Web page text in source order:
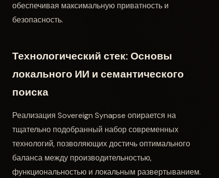
обеспечивая максимальную приватность и
безопасность.
Технологический стек: Основы
локального ИИ и семантического
поиска
Реализация Sovereign Synapse опирается на
тщательно подобранный набор современных
технологий, позволяющих достичь оптимального
баланса между производительностью,
функциональностью и локальным развертыванием.